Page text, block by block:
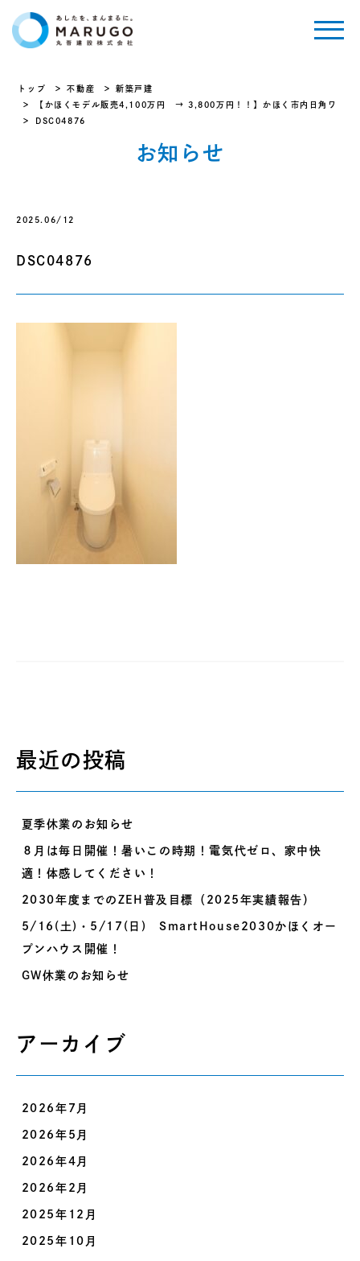
トップ 不動産
新築戸建
【かほくモデル販売4,100万円 → 3,800万円！！】かほく市内日角ワ
DSC04876
お知らせ
2025.06/12
DSC04876
最近の投稿
夏季休業のお知らせ
８月は毎日開催！暑いこの時期！電気代ゼロ、家中快
適！体感してください！
2030年度までのZEH普及目標（2025年実績報告）
5/16(土)・5/17(日) SmartHouse2030かほくオー
プンハウス開催！
GW休業のお知らせ
アーカイブ
2026年7月
2026年5月
2026年4月
2026年2月
2025年12月
2025年10月